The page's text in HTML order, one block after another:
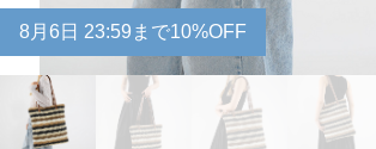
8月 6 日 23:59まで10%OFF